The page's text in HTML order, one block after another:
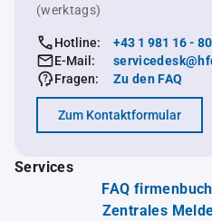
(werktags)
Hotline:
+43 1 981 16 -
E-Mail:
Fragen:
Zu den FAQ
Zum Kontaktformular
Services
FAQ
Zentrales